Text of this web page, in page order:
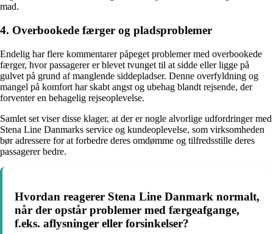
mad.
4. Overbookede færger og pladsproblemer
Endelig har flere kommentarer påpeget problemer med overbookede
færger, hvor passagerer er blevet tvunget til at sidde eller ligge på
gulvet på grund af manglende siddepladser. Denne overfyldning og
mangel på komfort har skabt angst og ubehag blandt rejsende, der
forventer en behagelig rejseoplevelse.
Samlet set viser disse klager, at der er nogle alvorlige udfordringer med
Stena Line Danmarks service og kundeoplevelse, som virksomheden
bør adressere for at forbedre deres omdømme og tilfredsstille deres
passagerer bedre.
Hvordan reagerer Stena Line Danmark normalt,
når der opstår problemer med færgeafgange,
f.eks. aflysninger eller forsinkelser?